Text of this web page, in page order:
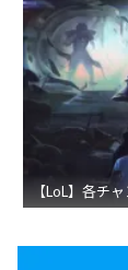
【LoL】各チ